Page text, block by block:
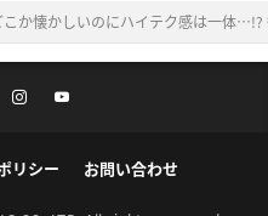
こか懐かしいのにハイテク感は一体
リシー お問い合わせ